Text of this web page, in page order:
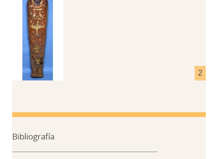
Bibliografía